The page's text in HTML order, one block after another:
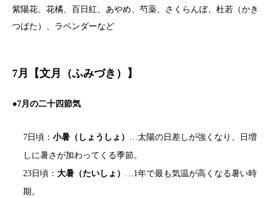
紫陽花、花橘、百日紅、あやめ、芍薬、さくらんぼ、杜若（かき
つばた）、ラベンダーなど
7月【文月（ふみづき）】
●7月の二十四節気
7日頃：小暑（しょうしょ） …太陽の日差しが強くなり、日増
しに暑さが加わってくる季節。
23日頃：大暑（たいしょ） …1年で最も気温が高くなる暑い時
期。